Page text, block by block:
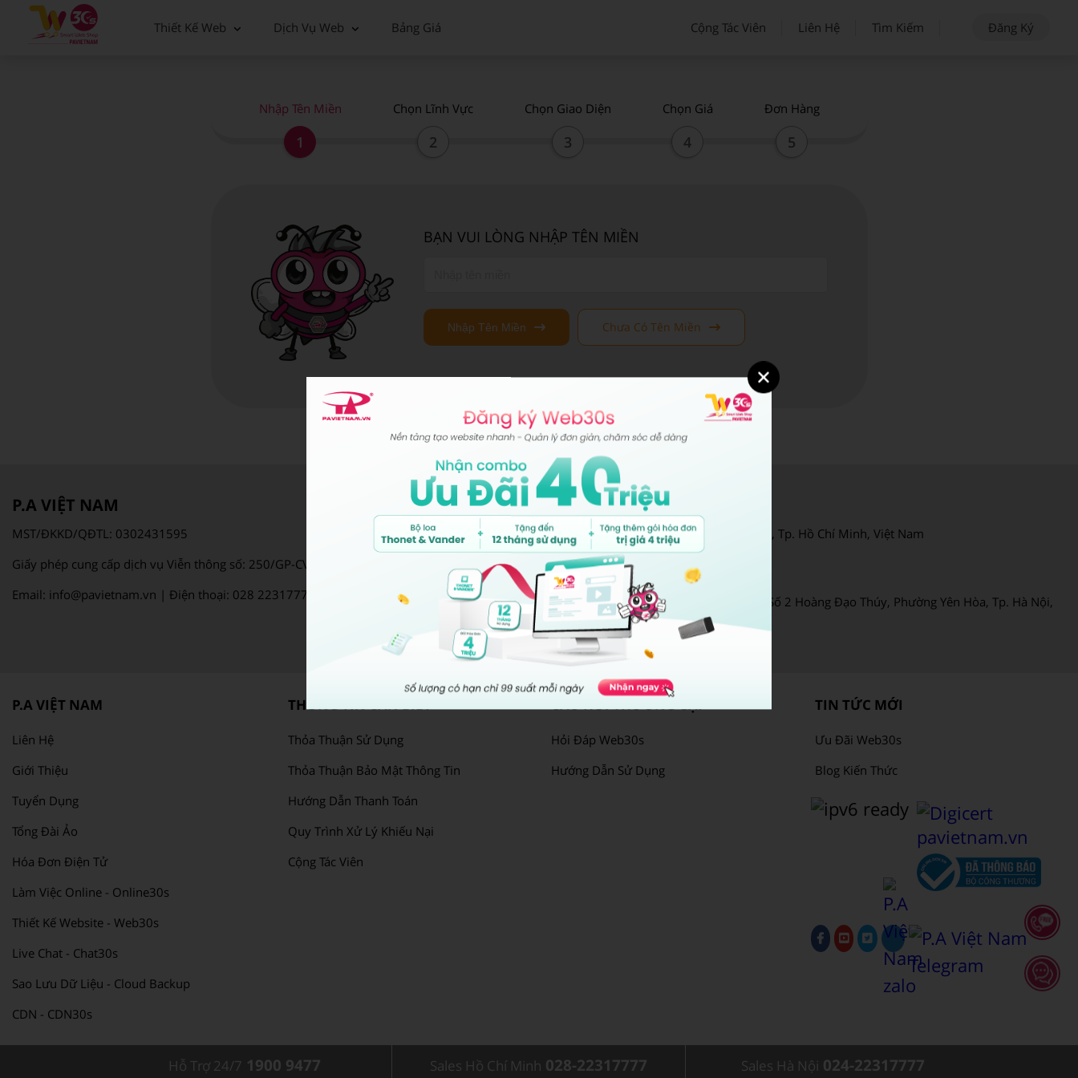
Thiết Kế Web Dịch Vụ Web Bảng Giá Cộng Tác Viên Liên Hệ Tìm Kiếm Đăng Ký
Nhập Tên Miền
1
Chọn Lĩnh Vực
2
Chọn Giao Diện
3
Chọn Giá
4
Đơn Hàng
5
BẠN VUI LÒNG NHẬP TÊN MIỀN
Nhập Tên Miền Chưa Có Tên Miền
Hỗ Trợ 24/7 1900 9477 Sales Hồ Chí Minh 028-22317777 Sales Hà Nội 024-22317777
P.A VIỆT NAM
MST/ĐKKD/QĐTL: 0302431595
Giấy phép cung cấp dịch vụ Viễn thông số: 250/GP-CVT
Email: info@pavietnam.vn | Điện thoại: 028 22317777
VĂN PHÒNG PHÍA NAM:
344 Huỳnh Tấn Phát, Phường Tân Thuận, Tp. Hồ Chí Minh, Việt Nam
VĂN PHÒNG PHÍA BẮC:
Tầng 9 - Tòa nhà Diamond (Handico 6), Số 2 Hoàng Đạo Thúy, Phường Yên Hòa, Tp. Hà Nội,
Việt Nam.
P.A VIỆT NAM
Liên Hệ
Giới Thiệu
Tuyển Dụng
Tổng Đài Ảo
Hóa Đơn Điện Tử
Làm Việc Online - Online30s
Thiết Kế Website - Web30s
Live Chat - Chat30s
Sao Lưu Dữ Liệu - Cloud Backup
CDN - CDN30s
THÔNG TIN CẦN BIẾT
Thỏa Thuận Sử Dụng
Thỏa Thuận Bảo Mật Thông Tin
Hướng Dẫn Thanh Toán
Quy Trình Xử Lý Khiếu Nại
Cộng Tác Viên
CÂU HỎI THƯỜNG GẶP
Hỏi Đáp Web30s
Hướng Dẫn Sử Dụng
TIN TỨC MỚI
Ưu Đãi Web30s
Blog Kiến Thức